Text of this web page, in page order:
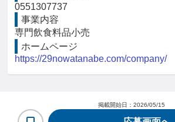
0551307737
事業内容
専門飲食料品小売
ホームページ
https://29nowatanabe.com/company/
掲載開始日： 2026/05/15